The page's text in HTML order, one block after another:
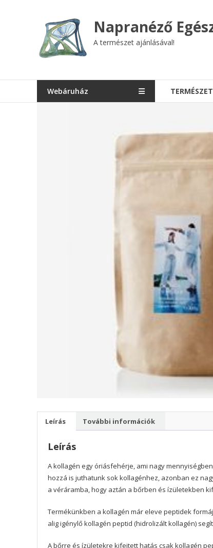
Napranéző
A természet ajánlásával!
Webáruház
Leírás További információk
Leírás
A kollagén egy óriásfehérje, ami nagy
hozzá is juthatunk sok kollagénhez, azonban ez
a véráramba, hogy aztán a bőrben és ízületekben
Termékünkben a kollagén már eleve peptidek
alig igénylő kollagén peptid (hidrolizált kollagén)
A bőrre és ízületekre kifejtett hatás csak kollagén